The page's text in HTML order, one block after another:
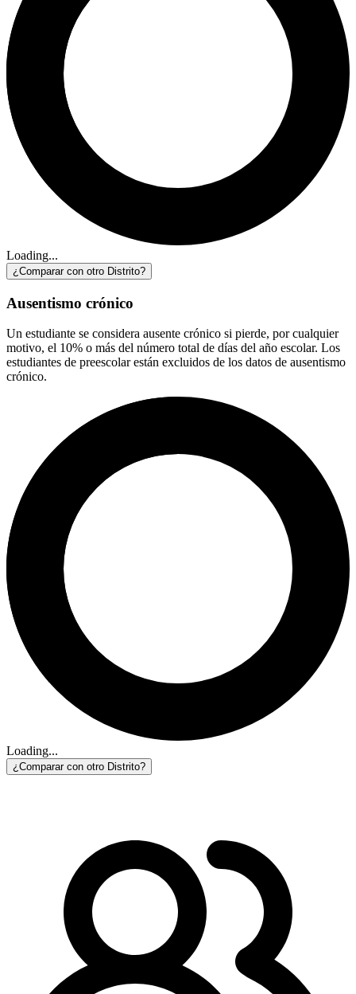
Loading...
¿Comparar con otro Distrito?
Ausentismo crónico
Un estudiante se considera ausente crónico si pierde, por cualquier
motivo, el 10% o más del número total de días del año escolar. Los
estudiantes de preescolar están excluidos de los datos de ausentismo
crónico.
Loading...
¿Comparar con otro Distrito?